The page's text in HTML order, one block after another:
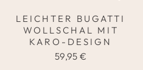
LEICHTER BUGATTI
WOLLSCHAL MIT
KARO-DESIGN
59,95 €